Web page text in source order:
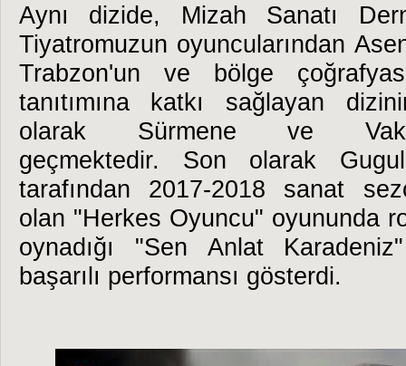
Aynı dizide, Mizah Sanatı
Tiyatromuzun oyuncularından
Trabzon'un ve bölge
tanıtımına katkı sağlayan
olarak Sürmene ve
geçmektedir. Son olarak
tarafından 2017-2018 sanat
olan "Herkes Oyuncu" oyununda
oynadığı "Sen Anlat
başarılı performansı gösterdi.